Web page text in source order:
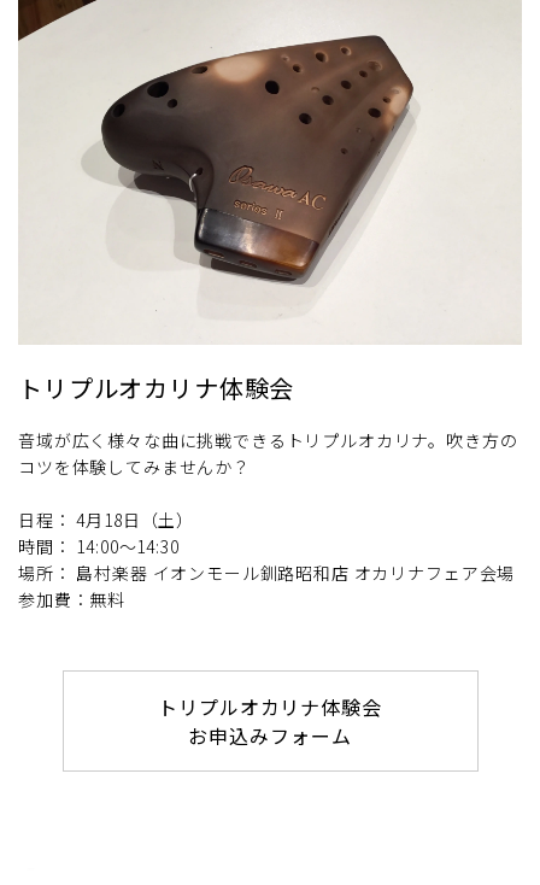
トリプルオカリナ体験会
音域が広く様々な曲に挑戦できるトリプルオカリナ。吹き方の
コツを体験してみませんか？
日程： 4月18日（土）
時間： 14:00～14:30
場所： 島村楽器 イオンモール釧路昭和店 オカリナフェア会場
参加費：無料
トリプルオカリナ体験会
お申込みフォーム